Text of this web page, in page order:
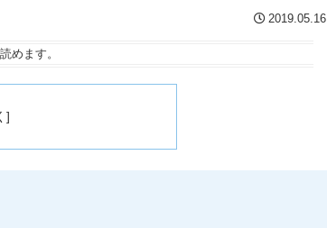
2019.05.16
めます。